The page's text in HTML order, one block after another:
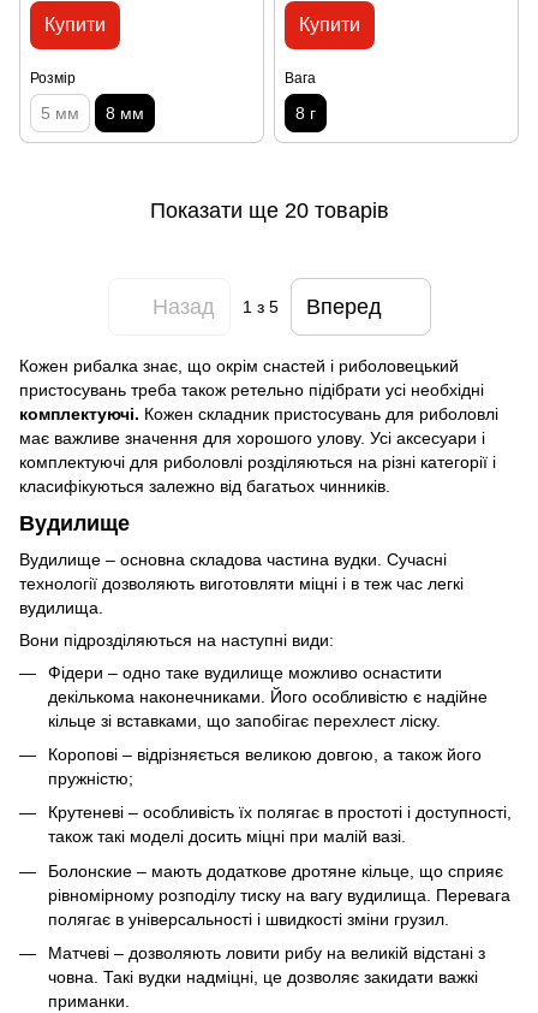
Купити
Розмір
5 мм 8 мм
Купити
Вага
8 г
Показати ще 20 товарів
Назад 1 з 5 Вперед
Кожен рибалка знає, що окрім снастей і риболовецький
пристосувань треба також ретельно підібрати усі необхідні
комплектуючі. Кожен складник пристосувань для риболовлі
має важливе значення для хорошого улову. Усі аксесуари і
комплектуючі для риболовлі розділяються на різні категорії і
класифікуються залежно від багатьох чинників.
Вудилище
Вудилище ‒ основна складова частина вудки. Сучасні
технології дозволяють виготовляти міцні і в теж час легкі
вудилища.
Вони підрозділяються на наступні види:
Фідери ‒ одно таке вудилище можливо оснастити
декількома наконечниками. Його особливістю є надійне
кільце зі вставками, що запобігає перехлест ліску.
Коропові ‒ відрізняється великою довгою, а також його
пружністю;
Крутеневі ‒ особливість їх полягає в простоті і доступності,
також такі моделі досить міцні при малій вазі.
Болонские ‒ мають додаткове дротяне кільце, що сприяє
рівномірному розподілу тиску на вагу вудилища. Перевага
полягає в універсальності і швидкості зміни грузил.
Матчеві ‒ дозволяють ловити рибу на великій відстані з
човна. Такі вудки надміцні, це дозволяє закидати важкі
приманки.